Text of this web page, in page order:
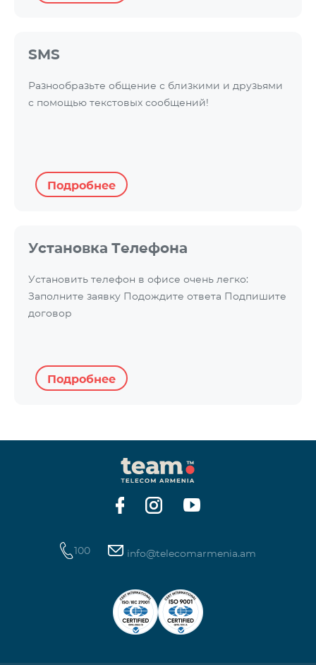
SMS
Разнообразьте общение с близкими и друзьями
с помощью текстовых сообщений!
Подробнее
Установка Телефона
Установить телефон в офисе очень легко:
Заполните заявку Подождите ответа Подпишите
договор
Подробнее
100 info@telecomarmenia.am